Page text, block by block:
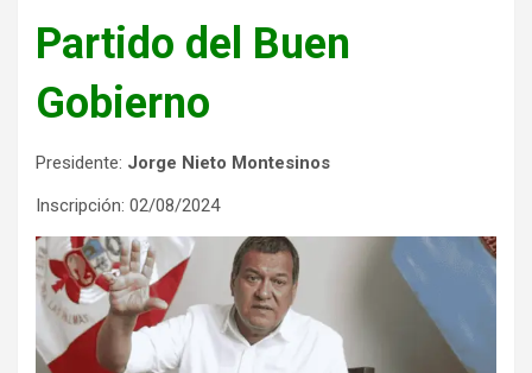
Partido del Buen
Gobierno
Presidente: Jorge Nieto Montesinos
Inscripción: 02/08/2024